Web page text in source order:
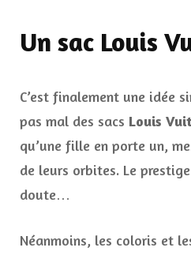
Un sac Louis
C’est finalement une idée
pas mal des sacs Louis
qu’une fille en porte un,
de leurs orbites. Le
doute…
Néanmoins, les coloris et